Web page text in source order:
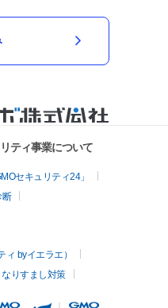
ティ事業について
セキュリティ24」
断
byイエラエ）
なりすまし対策